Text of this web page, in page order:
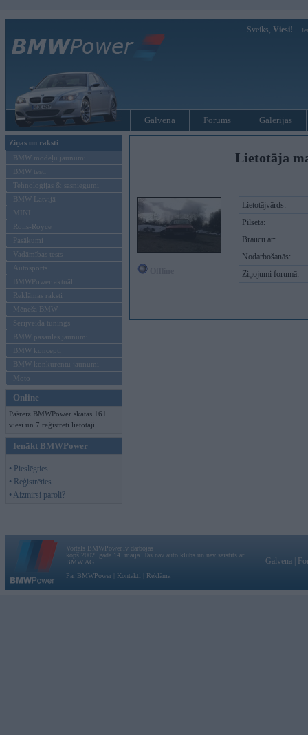
Sveiks, Viesi!
Galvenā Forums Galerijas
Ziņas un raksti
BMW modeļu jaunumi
BMW testi
Tehnoloģijas & sasniegumi
BMW Latvijā
MINI
Rolls-Royce
Pasākumi
Vadāmības tests
Autosports
BMWPower aktuāli
Reklāmas raksti
Mēneša BMW
Sērijveida tūnings
BMW pasaules jaunumi
BMW koncepti
BMW konkurentu jaunumi
Moto
Online
Pašreiz BMWPower skatās 161
viesi un 7 reģistrēti lietotāji.
Ienākt BMWPower
• Pieslēgties
• Reģistrēties
• Aizmirsi paroli?
Lietotāja
Lietotājvārds:
Pilsēta:
Braucu ar:
Nodarbošanās:
Ziņojumi forumā:
Vortāls BMWPower.lv darbojas
kopš 2002. gada 14. maija. Tas nav auto klubs un nav saistīts ar
BMW AG.
Par BMWPower
Kontakti Reklāma
Galvena